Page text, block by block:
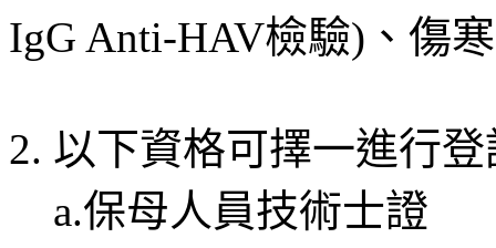
IgG Anti-HAV檢驗)、傷
2. 以下資格可擇一進行登
a.保母人員技術士證